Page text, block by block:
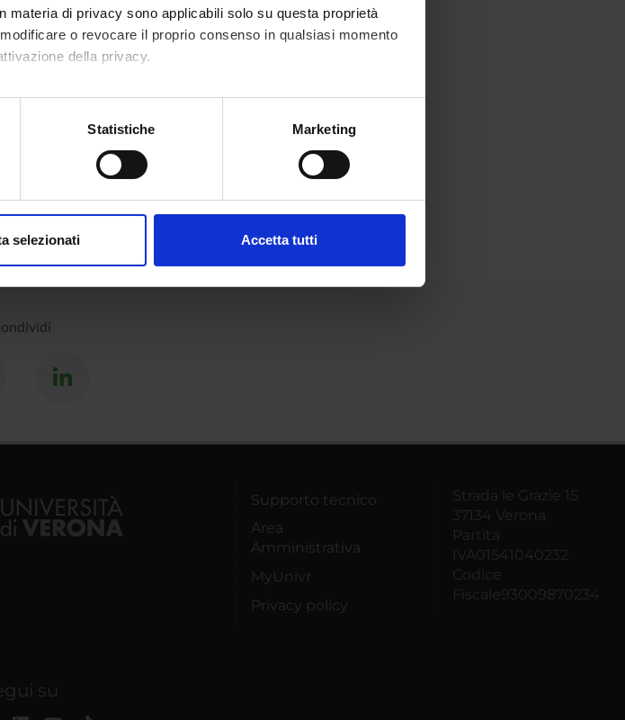
di privacy sono applicabili solo su questa proprietà
o revocare il proprio consenso in qualsiasi momento
della privacy.
con un'approssimazione di qualche metro,
Dichiarazione sui cookie.
Statistiche Marketing
selezionati Accetta tutti
LTSP 2003/2004 (html, it, 0 KB, 15/01/04)
(Mostra/Nascondi)
Supporto tecnico
Area
Amministrativa
MyUnivr
Privacy policy
Strada le Grazie 15
37134 Verona
Partita
IVA01541040232
Codice
Fiscale93009870234
su